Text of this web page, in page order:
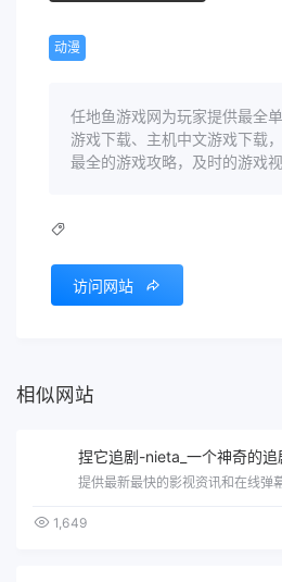
动漫
任地鱼游戏网为玩家提供最全
游戏下载、主机中文游戏下载
最全的游戏攻略，及时的游戏视
访问网站
相似网站
捏它追剧-nieta_一个神奇的追
1,649